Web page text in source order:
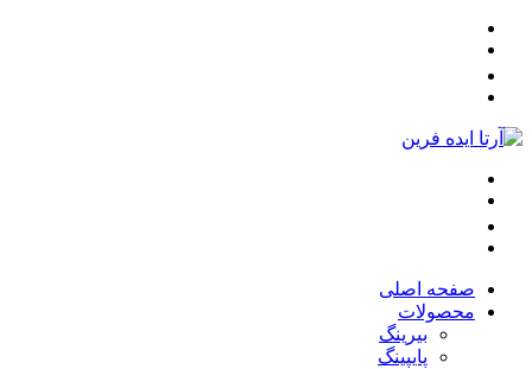
صفحه اصلی
محصولات
بیرینگ
پایپینگ